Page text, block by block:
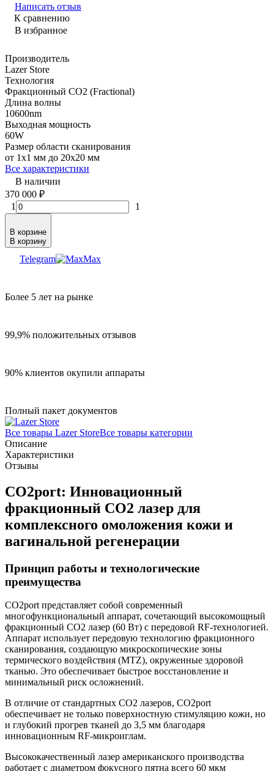
Написать отзыв
К сравнению
В избранное
Производитель
Lazer Store
Технология
Фракционный CO2 (Fractional)
Длина волны
10600nm
Выходная мощность
60W
Размер области сканирования
от 1x1 мм до 20x20 мм
Все характеристики
В наличии
370 000 ₽
1
1
В корзине
В корзину
Telegram Max
Более 5 лет на рынке
99,9% положительных отзывов
90% клиентов окупили аппараты
Полный пакет документов
Все товары Lazer StoreВсе товары категории
Описание
Характеристики
Отзывы
CO2port: Инновационный
фракционный CO2 лазер для
комплексного омоложения кожи и
вагинальной регенерации
Принцип работы и технологические
преимущества
CO2port представляет собой современный
многофункциональный аппарат, сочетающий высокомощный
фракционный CO2 лазер (60 Вт) с передовой RF-технологией.
Аппарат использует передовую технологию фракционного
сканирования, создающую микроскопические зоны
термического воздействия (MTZ), окруженные здоровой
тканью. Это обеспечивает быстрое восстановление и
минимальный риск осложнений.
В отличие от стандартных CO2 лазеров, CO2port
обеспечивает не только поверхностную стимуляцию кожи, но
и глубокий прогрев тканей до 3,5 мм благодаря
инновационным RF-микроиглам.
Высококачественный лазер американского производства
работает с диаметром фокусного пятна всего 60 мкм